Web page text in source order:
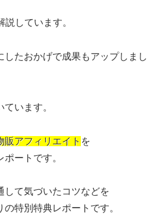
しています。
したおかげで成果もアップしまし
います。
販アフィリエイト を
ートです。
して気づいたコツなどを
特別特典レポートです。